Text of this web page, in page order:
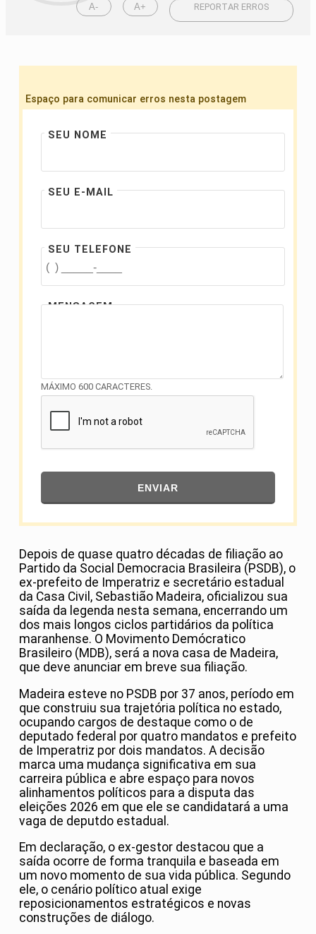
A- A+ REPORTAR ERROS
Espaço para comunicar erros nesta postagem
SEU NOME
SEU E-MAIL
SEU TELEFONE
MENSAGEM
MÁXIMO 600 CARACTERES.
ENVIAR
Depois de quase quatro décadas de filiação ao
Partido da Social Democracia Brasileira (PSDB), o
ex-prefeito de Imperatriz e secretário estadual
da Casa Civil, Sebastião Madeira, oficializou sua
saída da legenda nesta semana, encerrando um
dos mais longos ciclos partidários da política
maranhense. O Movimento Demócratico
Brasileiro (MDB), será a nova casa de Madeira,
que deve anunciar em breve sua filiação.
Madeira esteve no PSDB por 37 anos, período em
que construiu sua trajetória política no estado,
ocupando cargos de destaque como o de
deputado federal por quatro mandatos e prefeito
de Imperatriz por dois mandatos. A decisão
marca uma mudança significativa em sua
carreira pública e abre espaço para novos
alinhamentos políticos para a disputa das
eleições 2026 em que ele se candidatará a uma
vaga de deputdo estadual.
Em declaração, o ex-gestor destacou que a
saída ocorre de forma tranquila e baseada em
um novo momento de sua vida pública. Segundo
ele, o cenário político atual exige
reposicionamentos estratégicos e novas
construções de diálogo.